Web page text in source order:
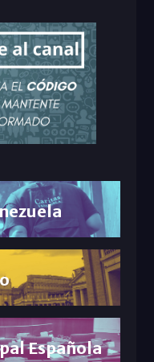
Española